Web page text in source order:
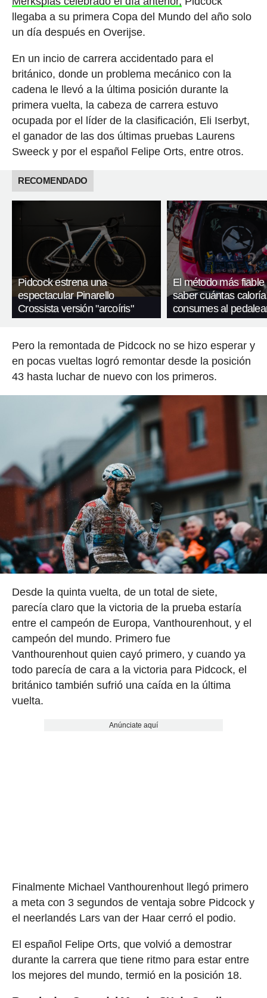
llegaba a su primera Copa del Mundo del año solo
un día después en Overijse.
En un incio de carrera accidentado para el
británico, donde un problema mecánico con la
cadena le llevó a la última posición durante la
primera vuelta, la cabeza de carrera estuvo
ocupada por el líder de la clasificación, Eli Iserbyt,
el ganador de las dos últimas pruebas Laurens
Sweeck y por el español Felipe Orts, entre otros.
RECOMENDADO
Pidcock estrena una
espectacular Pinarello
Crossista versión "arcoíris"
El método más fiable
saber cuántas
consumes al
Pero la remontada de Pidcock no se hizo esperar y
en pocas vueltas logró remontar desde la posición
43 hasta luchar de nuevo con los primeros.
Desde la quinta vuelta, de un total de siete,
parecía claro que la victoria de la prueba estaría
entre el campeón de Europa, Vanthourenhout, y el
campeón del mundo. Primero fue
Vanthourenhout quien cayó primero, y cuando ya
todo parecía de cara a la victoria para Pidcock, el
británico también sufrió una caída en la última
vuelta.
Anúnciate aquí
Finalmente Michael Vanthourenhout llegó primero
a meta con 3 segundos de ventaja sobre Pidcock y
el neerlandés Lars van der Haar cerró el podio.
El español Felipe Orts, que volvió a demostrar
durante la carrera que tiene ritmo para estar entre
los mejores del mundo, termió en la posición 18.